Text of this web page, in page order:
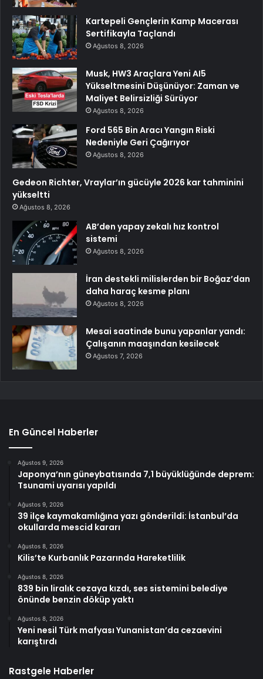
Kartepeli Gençlerin Kamp Macerası
Sertifikayla Taçlandı
Ağustos 8, 2026
Musk, HW3 Araçlara Yeni AI5
Yükseltmesini Düşünüyor: Zaman ve
Maliyet Belirsizliği Sürüyor
Ağustos 8, 2026
Ford 565 Bin Aracı Yangın Riski
Nedeniyle Geri Çağırıyor
Ağustos 8, 2026
Gedeon Richter, Vraylar’ın gücüyle 2026 kar tahminini
yükseltti
Ağustos 8, 2026
AB’den yapay zekalı hız kontrol
sistemi
Ağustos 8, 2026
İran destekli milislerden bir Boğaz’dan
daha haraç kesme planı
Ağustos 8, 2026
Mesai saatinde bunu yapanlar yandı:
Çalışanın maaşından kesilecek
Ağustos 7, 2026
En Güncel Haberler
Ağustos 9, 2026
Japonya’nın güneybatısında 7,1 büyüklüğünde deprem:
Tsunami uyarısı yapıldı
Ağustos 9, 2026
39 ilçe kaymakamlığına yazı gönderildi: İstanbul’da
okullarda mescid kararı
Ağustos 8, 2026
Kilis’te Kurbanlık Pazarında Hareketlilik
Ağustos 8, 2026
839 bin liralık cezaya kızdı, ses sistemini belediye
önünde benzin döküp yaktı
Ağustos 8, 2026
Yeni nesil Türk mafyası Yunanistan’da cezaevini
karıştırdı
Rastgele Haberler